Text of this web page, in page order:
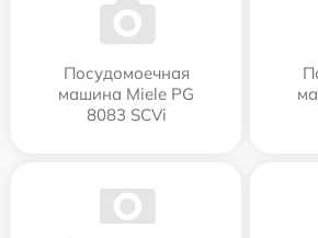
Посудомоечная
машина Miele PG
8083 SCVi